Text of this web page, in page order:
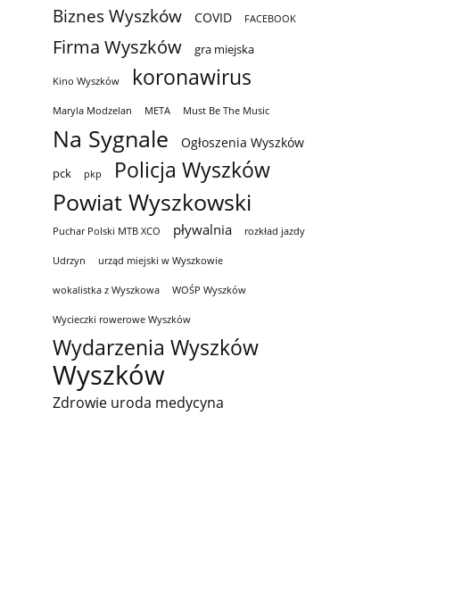
Biznes Wyszków COVID FACEBOOK
Firma Wyszków gra miejska
Kino Wyszków koronawirus
Maryla Modzelan META Must Be The Music
Na Sygnale Ogłoszenia Wyszków
pck pkp Policja Wyszków
Powiat Wyszkowski
Puchar Polski MTB XCO pływalnia rozkład jazdy
Udrzyn urząd miejski w Wyszkowie
wokalistka z Wyszkowa WOŚP Wyszków
Wycieczki rowerowe Wyszków
Wydarzenia Wyszków
Wyszków
Zdrowie uroda medycyna